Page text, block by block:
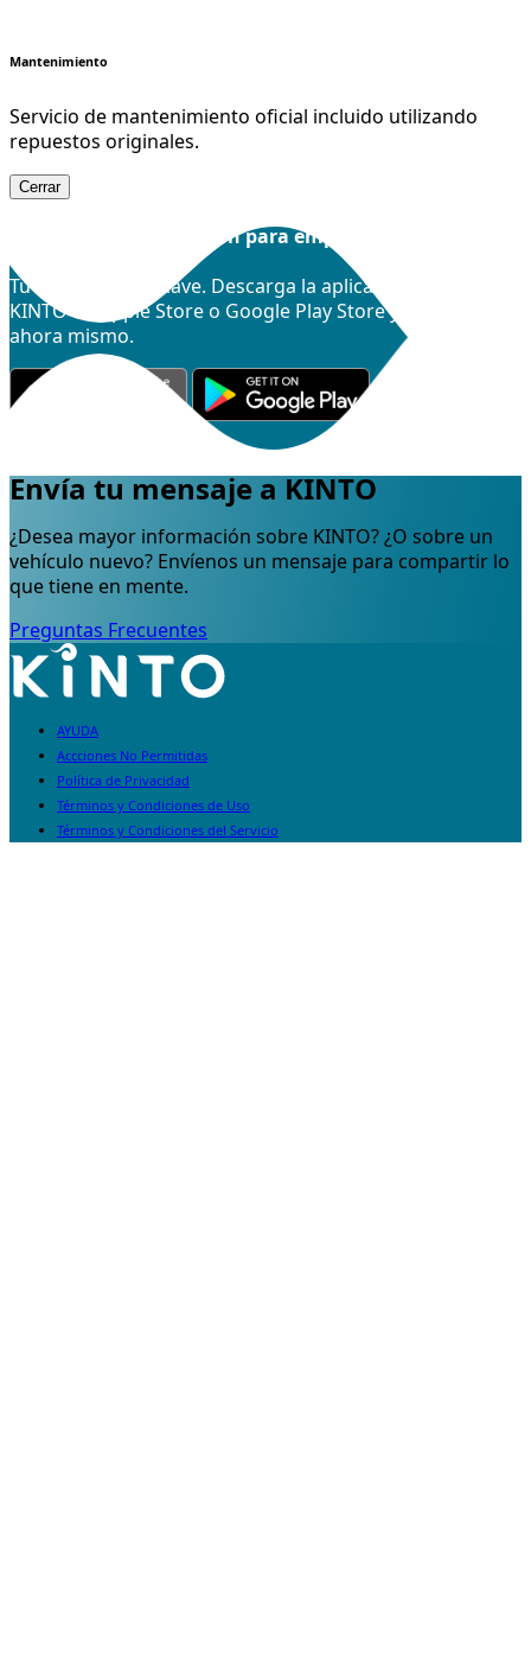
Mantenimiento
Servicio de mantenimiento oficial incluido utilizando
repuestos originales.
Cerrar
Descárgate la aplicación para empezar.
Tu teléfono es la llave. Descarga la aplicación móvil
KINTO en Apple Store o Google Play Store y empieza
ahora mismo.
Envía tu mensaje a KINTO
¿Desea mayor información sobre KINTO? ¿O sobre un
vehículo nuevo? Envíenos un mensaje para compartir lo
que tiene en mente.
Preguntas Frecuentes
AYUDA
Accciones No Permitidas
Política de Privacidad
Términos y Condiciones de Uso
Términos y Condiciones del Servicio